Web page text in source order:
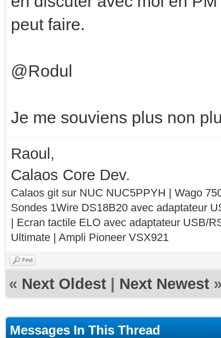
peut faire.
@Rodul
Je me souviens plus non
Raoul,
Calaos Core Dev.
Calaos git sur NUC NUC5PPYH | Wago
Sondes 1Wire DS18B20 avec adaptateur
| Ecran tactile ELO avec adaptateur USB/
Ultimate | Ampli Pioneer VSX921
Find
« Next Oldest Next Newest
Messages In This Thread